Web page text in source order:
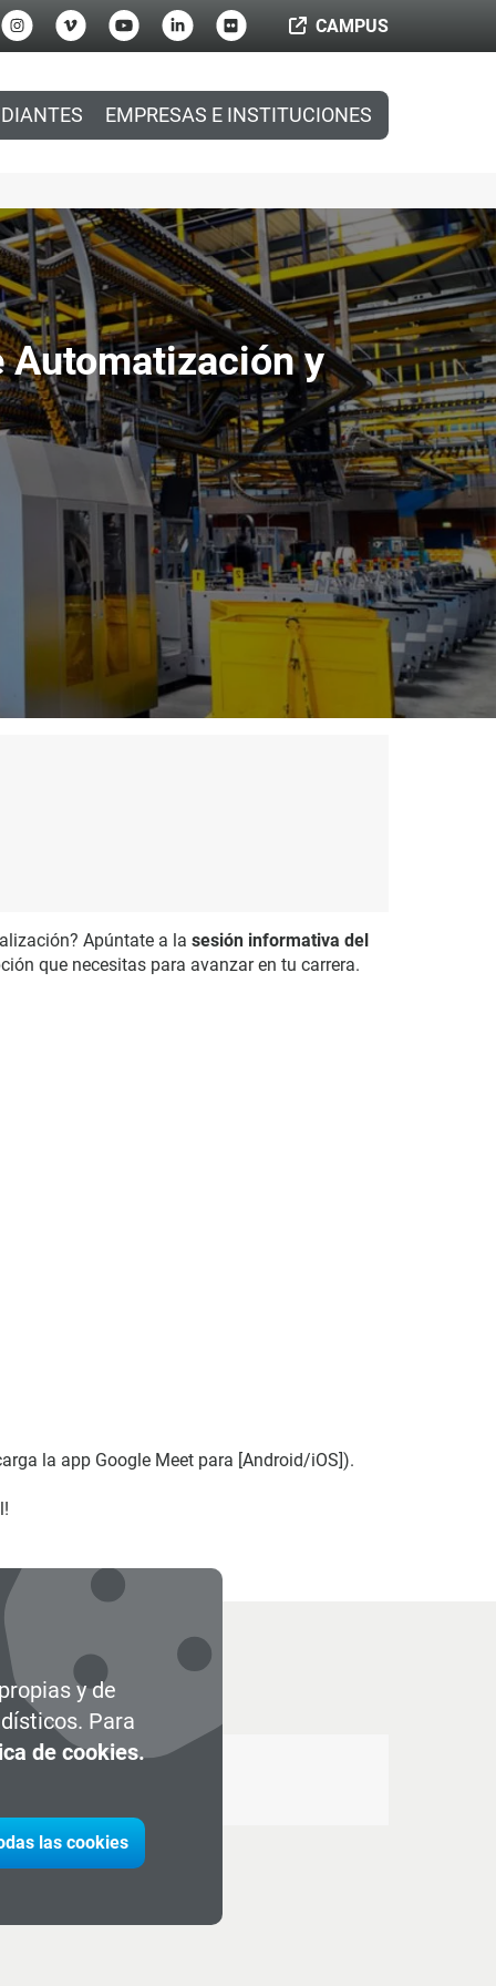
y de
Para
de cookies.
las cookies
CAMPUS
EMPRESAS E INSTITUCIONES
Automatización y
Apúntate a la sesión informativa del
que necesitas para avanzar en tu carrera.
la app Google Meet para [Android/iOS]).